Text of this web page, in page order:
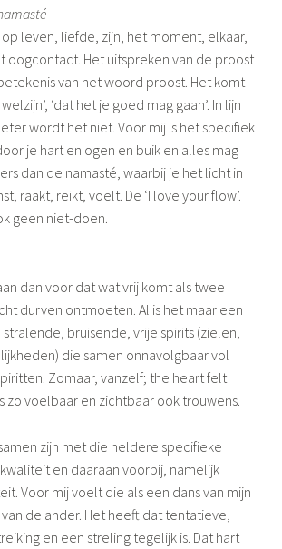
leven, liefde, zijn, het moment, elkaar,
oogcontact. Het uitspreken van de proost
van het woord proost. Het komt
‘dat het je goed mag gaan’. In lijn
wordt het niet. Voor mij is het specifiek
je hart en ogen en buik en alles mag
dan de namasté, waarbij je het licht in
raakt, reikt, voelt. De ‘I love your flow’.
geen niet-doen.
dan voor dat wat vrij komt als twee
durven ontmoeten. Al is het maar een
bruisende, vrije spirits (zielen,
die samen onnavolgbaar vol
Zomaar, vanzelf; the heart felt
zo voelbaar en zichtbaar ook trouwens.
zijn met die heldere specifieke
en daaraan voorbij, namelijk
Voor mij voelt die als een dans van mijn
de ander. Het heeft dat tentatieve,
en een streling tegelijk is. Dat hart